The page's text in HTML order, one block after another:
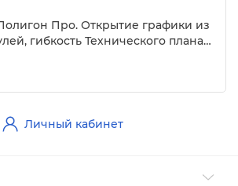
Про. Открытие графики из
гибкость Технического плана
Личный кабинет